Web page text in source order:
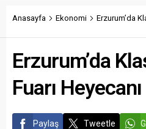
Anasayfa Ekonomi Erzurum’da
Erzurum’da
Fuarı Heyecanı
Paylaş Tweetle